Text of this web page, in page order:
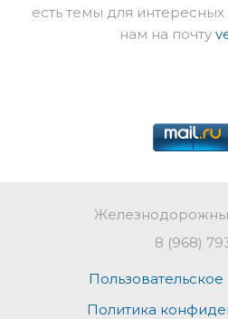
есть темы для интересных
нам на почту
8 (968)
Политика